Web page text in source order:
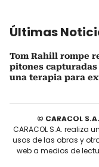
Últimas
Tom Rahill rompe
pitones capturadas
una terapia para
© CARACOL
CARACOL S.A. realiza
usos de las obras y
web a medios de